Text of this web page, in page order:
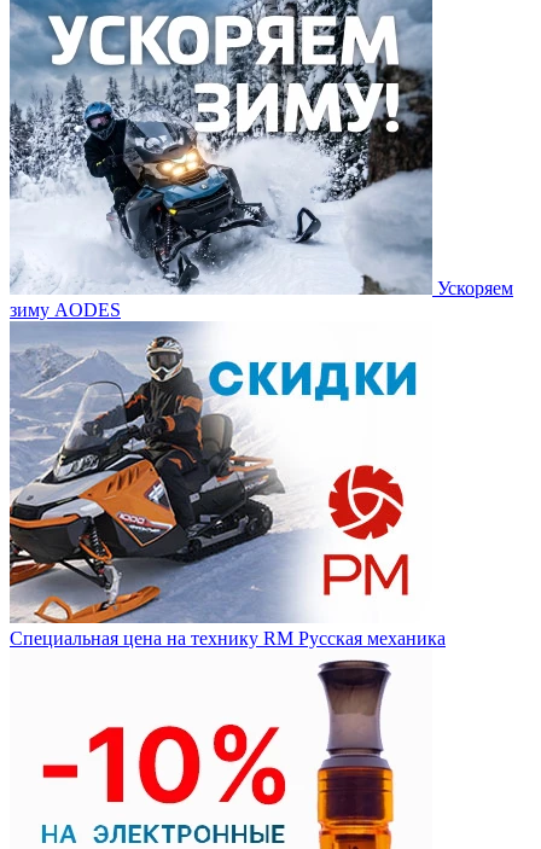
Ускоряем
зиму AODES
Специальная цена на технику RM Русская механика